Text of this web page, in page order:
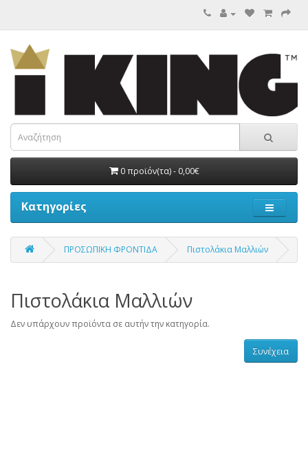
0 προϊόν(τα) - 0,00€
Κατηγορίες
ΠΡΟΣΩΠΙΚΗ ΦΡΟΝΤΙΔΑ Πιστολάκια Μαλλιών
Πιστολάκια Μαλλιών
Δεν υπάρχουν προϊόντα σε αυτήν την κατηγορία.
Συνέχεια